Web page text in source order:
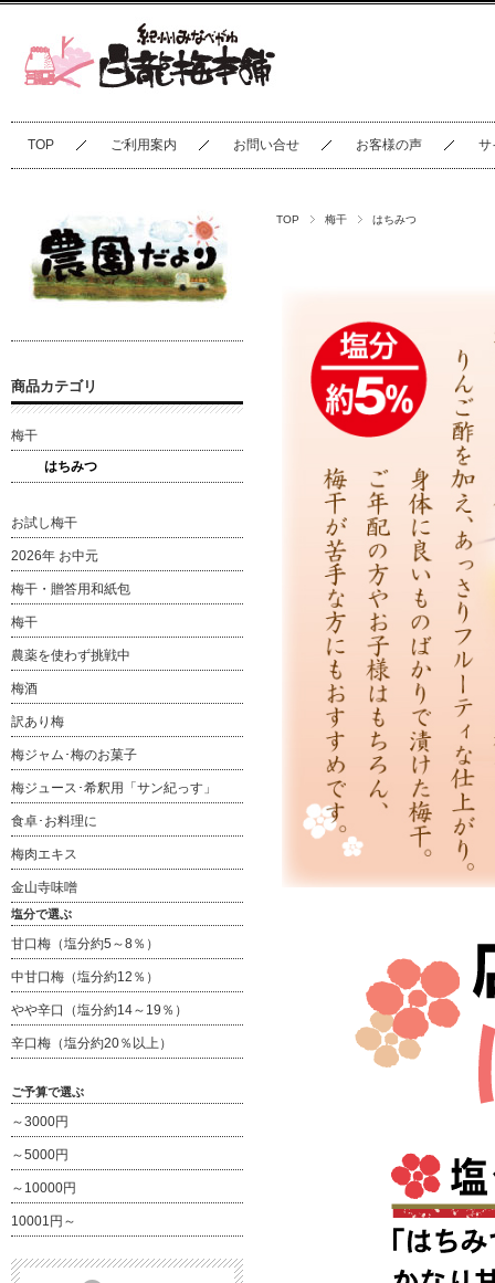
TOP ご利用案内 お問い合せ お客様の声 サ
TOP 梅干 はちみつ
商品カテゴリ
梅干
はちみつ
お試し梅干
2026年 お中元
梅干・贈答用和紙包
梅干
農薬を使わず挑戦中
梅酒
訳あり梅
梅ジャム･梅のお菓子
梅ジュース･希釈用「サン紀っす」
食卓･お料理に
梅肉エキス
金山寺味噌
塩分で選ぶ
甘口梅（塩分約5～8％）
中甘口梅（塩分約12％）
やや辛口（塩分約14～19％）
辛口梅（塩分約20％以上）
ご予算で選ぶ
～3000円
～5000円
～10000円
10001円～